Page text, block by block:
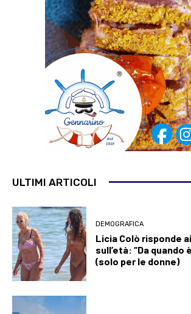
ULTIMI ARTICOLI
DEMOGRAFICA
Licia Colò risponde
sull’età: “Da quando
(solo per le donne)